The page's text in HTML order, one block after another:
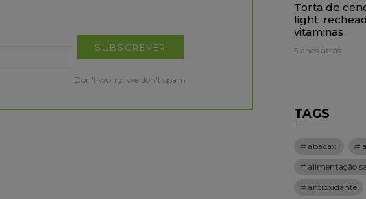
Don't worry, we don't spam
Torta de
light,
vitaminas
5 anos atrás
TAGS
abacaxi
alimentação
antioxidante